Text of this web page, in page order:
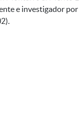
e investigador